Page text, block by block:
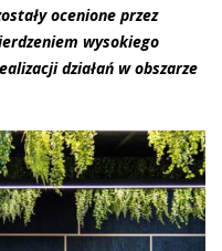
ocenione przez
wysokiego
działań w obszarze